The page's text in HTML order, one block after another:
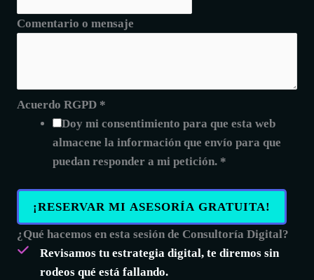
¿Qué hacemos en esta sesión de Consultoría Digital?
Revisamos tu estrategia digital, te diremos sin
rodeos qué está fallando.
Comentario o mensaje
Acuerdo RGPD *
Doy mi consentimiento para que esta web
almacene la información que envío para que
puedan responder a mi petición. *
¡RESERVAR MI ASESORÍA GRATUITA!